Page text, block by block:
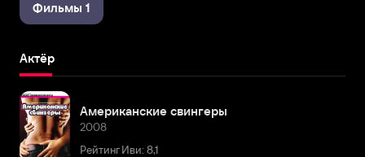
Фильмы 1
Актёр
Американские свингеры
2008
Рейтинг Иви: 8,1